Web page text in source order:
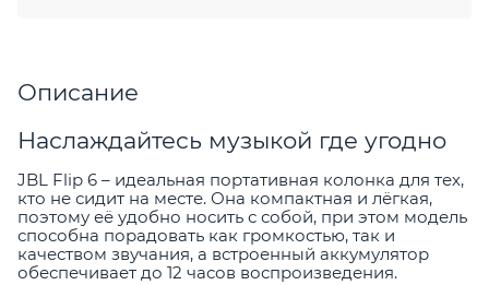
Описание
Наслаждайтесь музыкой где угодно
JBL Flip 6 – идеальная портативная колонка для тех,
кто не сидит на месте. Она компактная и лёгкая,
поэтому её удобно носить с собой, при этом модель
способна порадовать как громкостью, так и
качеством звучания, а встроенный аккумулятор
обеспечивает до 12 часов воспроизведения.